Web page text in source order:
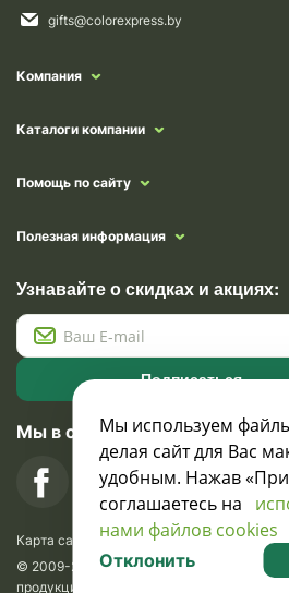
gifts@colorexpress.by
Компания
Каталоги компании
Помощь по сайту
Полезная информация
Узнавайте о скидках и акциях:
Подписаться
Мы в социальных сетях
Карта сайта
© 2009-2026 Krasavik.by. Сувениры
продукция и сувениры с логотипом. УНН
Мы используем
делая сайт для Вас
удобным. Нажав
соглашаетесь на
нами файлов cookies
Отклонить